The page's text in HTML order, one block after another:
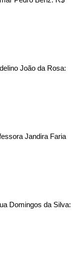
João da Rosa:
Jandira Faria
Domingos da Silva: